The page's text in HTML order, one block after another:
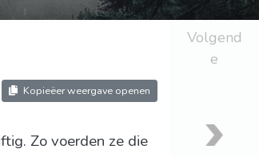
Kopieëer weergave openen
Zo voerden ze die
Volgend
e